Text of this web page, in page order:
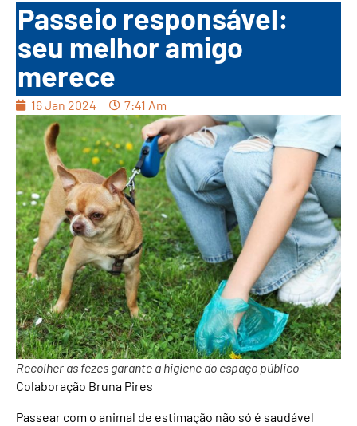
Passeio responsável:
seu melhor amigo
merece
16 Jan 2024 7:41 Am
Recolher as fezes garante a higiene do espaço público
Colaboração Bruna Pires
Passear com o animal de estimação não só é saudável